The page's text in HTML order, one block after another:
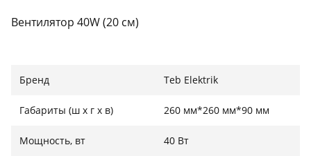
Вентилятор 40W (20 см)
Бренд Teb Elektrik
Габариты (ш х г х в) 260 мм*260 мм*90 мм
Мощность, вт 40 Вт